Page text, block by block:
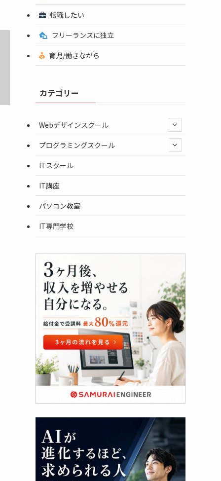
転職したい
フリーランスに独立
育児/働きながら
カテゴリー
Webデザインスクール
プログラミングスクール
ITスクール
IT講座
パソコン教室
IT専門学校